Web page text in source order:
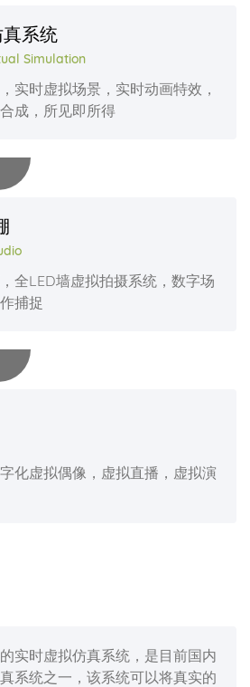
系统
Simulation
实时虚拟场景，实时动画特效，
成，所见即所得
全LED墙虚拟拍摄系统，数字场
捕捉
化虚拟偶像，虚拟直播，虚拟演
实时虚拟仿真系统，是目前国内
系统之一，该系统可以将真实的